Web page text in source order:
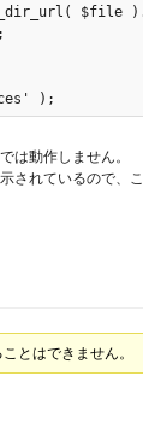
$file
);
は動作しません。
れているので、
とはできません。